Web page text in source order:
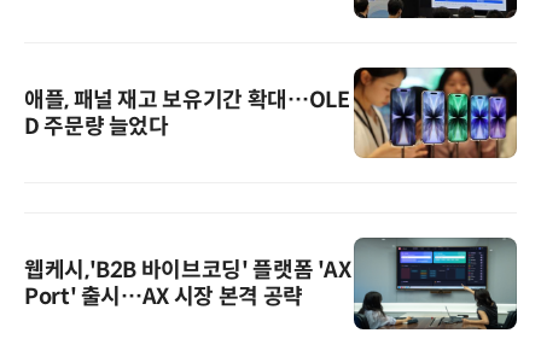
애플, 패널 재고 보유기간 확대…OLE
D 주문량 늘었다
웹케시,'B2B 바이브코딩' 플랫폼 'AX
Port' 출시…AX 시장 본격 공략